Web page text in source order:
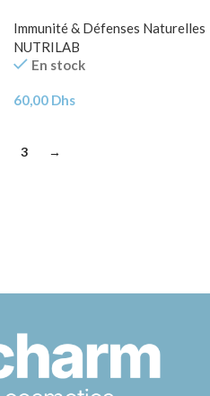
Immunité & Défenses Naturelles
NUTRILAB
En stock
60,00 Dhs
3 →